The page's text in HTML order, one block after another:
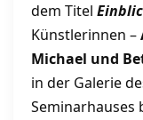
dem Titel
Künstlerinnen –
Michael und
in der Galerie
Seminarhauses